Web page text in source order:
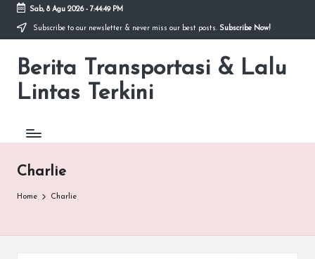
Skip
content
Sab, 8 Agu 2026- 7:44:49 PM
Subscribe to our newsletter & never miss our best posts. Subscribe Now!
Berita Transportasi & Lalu
Lintas Terkini
premancity.biz.id
Charlie
Home Charlie